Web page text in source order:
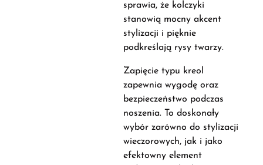
sprawia, że kolczyki
stanowią mocny akcent
stylizacji i pięknie
podkreślają rysy twarzy.
Zapięcie typu kreol
zapewnia wygodę oraz
bezpieczeństwo podczas
noszenia. To doskonały
wybór zarówno do stylizacji
wieczorowych, jak i jako
efektowny element